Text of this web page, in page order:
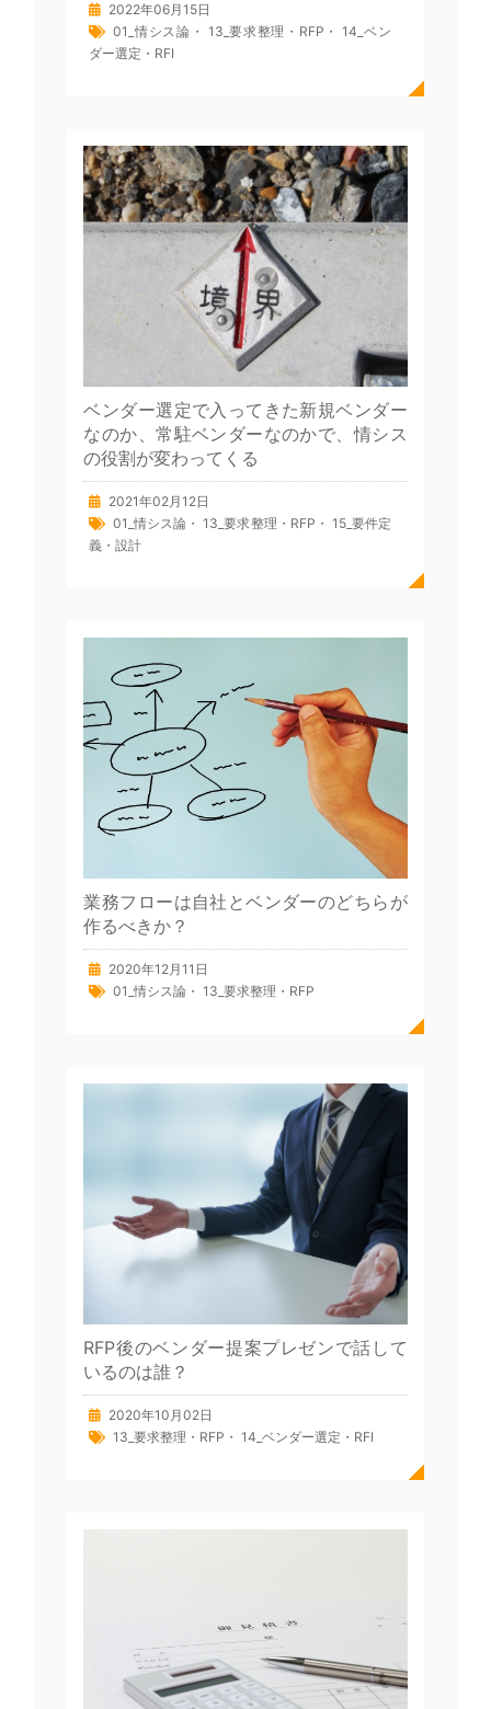
2022年06月15日
01_情シス論 ・ 13_要求整理・RFP ・14_ベン
ダー選定・RFI
ベンダー選定で入ってきた新規ベンダー
なのか、常駐ベンダーなのかで、情シス
の役割が変わってくる
2021年02月12日
01_情シス論 ・13_要求整理・RFP ・ 15_要件定
義・設計
業務フローは自社とベンダーのどちらが
作るべきか？
2020年12月11日
01_情シス論 ・13_要求整理・RFP
RFP後のベンダー提案プレゼンで話して
いるのは誰？
2020年10月02日
13_要求整理・RFP ・14_ベンダー選定・RFI